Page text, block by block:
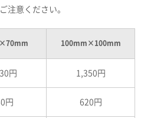
注意ください。
100mm×100mm
円 1,350円
円 620円